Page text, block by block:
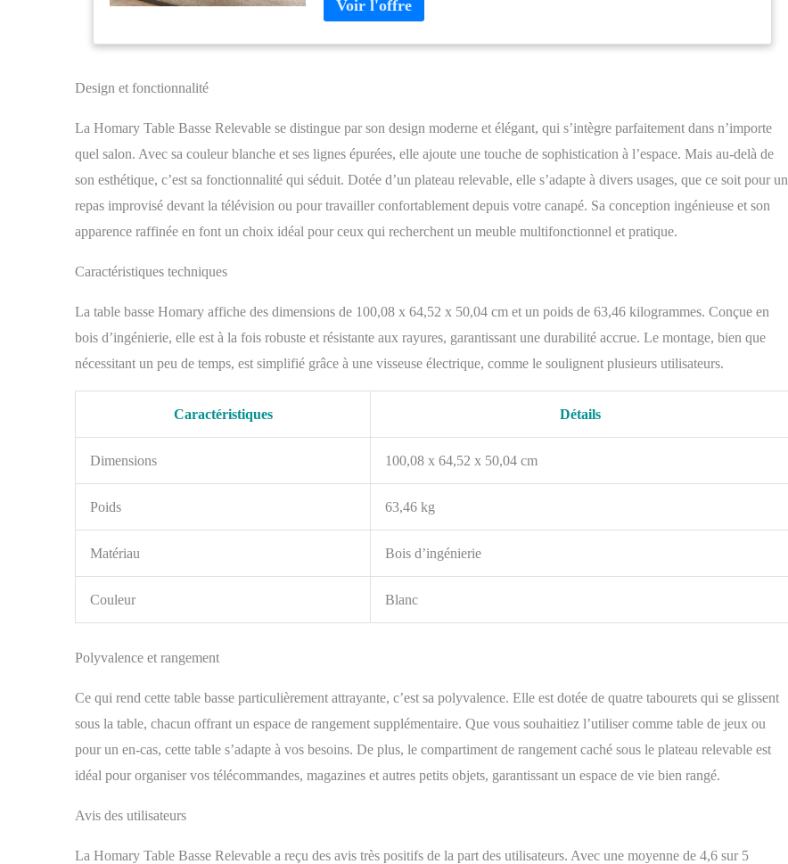
Premium & Structure Robuste – Table Basse Bois Élégante​: Fabriquée en bois
garantissent une stabilité optimale, tandis que le ​design scandinave minimaliste​
Les panneaux coulissants et la structure rabattable permettent de garder votre espace
organisé, même dans les logements restreints. Technologie Ergonomique – Poulies
Intégrées & 3 Modes d’Utilisation​: Le système de poulies silencieuses facilite le
déplacement, tandis que le pivotement à 360° offre une polyvalence inégalée. Les 3
travail, repas familiaux. Garantie de marque, Matériaux Écologiques – Vie moderne
et élégante: La table basse Homary utilise du bois certifié FSC, adhérant au
rehaussant l'esthétique de l'espace.
Design et fonctionnalité
La Homary Table Basse Relevable se distingue par son design moderne et élégant, qui s’intègre parfaitement dans n’importe
quel salon. Avec sa couleur blanche et ses lignes épurées, elle ajoute une touche de sophistication à l’espace. Mais au-delà de
son esthétique, c’est sa fonctionnalité qui séduit. Dotée d’un plateau relevable, elle s’adapte à divers usages, que ce soit pour un
repas improvisé devant la télévision ou pour travailler confortablement depuis votre canapé. Sa conception ingénieuse et son
apparence raffinée en font un choix idéal pour ceux qui recherchent un meuble multifonctionnel et pratique.
Caractéristiques techniques
La table basse Homary affiche des dimensions de 100,08 x 64,52 x 50,04 cm et un poids de 63,46 kilogrammes. Conçue en
bois d’ingénierie, elle est à la fois robuste et résistante aux rayures, garantissant une durabilité accrue. Le montage, bien que
nécessitant un peu de temps, est simplifié grâce à une visseuse électrique, comme le soulignent plusieurs utilisateurs.
Caractéristiques Détails
Dimensions 100,08 x 64,52 x 50,04 cm
Poids 63,46 kg
Matériau Bois d’ingénierie
Couleur Blanc
Polyvalence et rangement
Ce qui rend cette table basse particulièrement attrayante, c’est sa polyvalence. Elle est dotée de quatre tabourets qui se glissent
sous la table, chacun offrant un espace de rangement supplémentaire. Que vous souhaitiez l’utiliser comme table de jeux ou
pour un en-cas, cette table s’adapte à vos besoins. De plus, le compartiment de rangement caché sous le plateau relevable est
idéal pour organiser vos télécommandes, magazines et autres petits objets, garantissant un espace de vie bien rangé.
Avis des utilisateurs
La Homary Table Basse Relevable a reçu des avis très positifs de la part des utilisateurs. Avec une moyenne de 4,6 sur 5